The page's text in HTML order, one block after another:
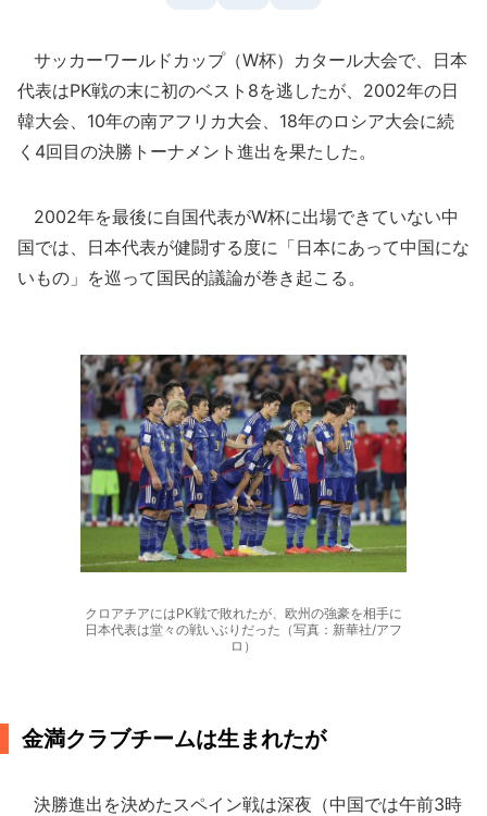
サッカーワールドカップ（W杯）カタール大会で、日本
代表はPK戦の末に初のベスト8を逃したが、2002年の日
韓大会、10年の南アフリカ大会、18年のロシア大会に続
く4回目の決勝トーナメント進出を果たした。
2002年を最後に自国代表がW杯に出場できていない中
国では、日本代表が健闘する度に「日本にあって中国にな
いもの」を巡って国民的議論が巻き起こる。
クロアチアにはPK戦で敗れたが、欧州の強豪を相手に
日本代表は堂々の戦いぶりだった（写真：新華社/アフ
ロ）
金満クラブチームは生まれたが
決勝進出を決めたスペイン戦は深夜（中国では午前3時